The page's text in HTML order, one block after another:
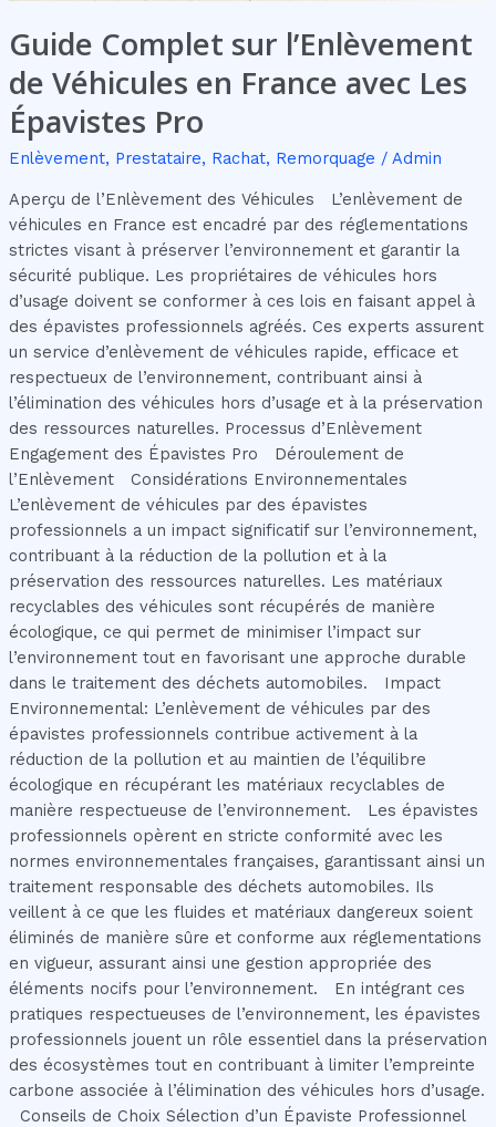
Guide Complet sur l’Enlèvement
de Véhicules en France avec Les
Épavistes Pro
Enlèvement, Prestataire, Rachat, Remorquage / Admin
Aperçu de l’Enlèvement des Véhicules L’enlèvement de
véhicules en France est encadré par des réglementations
strictes visant à préserver l’environnement et garantir la
sécurité publique. Les propriétaires de véhicules hors
d’usage doivent se conformer à ces lois en faisant appel à
des épavistes professionnels agréés. Ces experts assurent
un service d’enlèvement de véhicules rapide, efficace et
respectueux de l’environnement, contribuant ainsi à
l’élimination des véhicules hors d’usage et à la préservation
des ressources naturelles. Processus d’Enlèvement
Engagement des Épavistes Pro Déroulement de
l’Enlèvement Considérations Environnementales
L’enlèvement de véhicules par des épavistes
professionnels a un impact significatif sur l’environnement,
contribuant à la réduction de la pollution et à la
préservation des ressources naturelles. Les matériaux
recyclables des véhicules sont récupérés de manière
écologique, ce qui permet de minimiser l’impact sur
l’environnement tout en favorisant une approche durable
dans le traitement des déchets automobiles. Impact
Environnemental: L’enlèvement de véhicules par des
épavistes professionnels contribue activement à la
réduction de la pollution et au maintien de l’équilibre
écologique en récupérant les matériaux recyclables de
manière respectueuse de l’environnement. Les épavistes
professionnels opèrent en stricte conformité avec les
normes environnementales françaises, garantissant ainsi un
traitement responsable des déchets automobiles. Ils
veillent à ce que les fluides et matériaux dangereux soient
éliminés de manière sûre et conforme aux réglementations
en vigueur, assurant ainsi une gestion appropriée des
éléments nocifs pour l’environnement. En intégrant ces
pratiques respectueuses de l’environnement, les épavistes
professionnels jouent un rôle essentiel dans la préservation
des écosystèmes tout en contribuant à limiter l’empreinte
carbone associée à l’élimination des véhicules hors d’usage.
Conseils de Choix Sélection d’un Épaviste Professionnel